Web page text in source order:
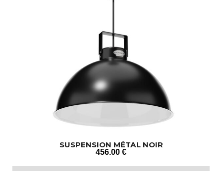
SUSPENSION MÉTAL NOIR
456.00 €